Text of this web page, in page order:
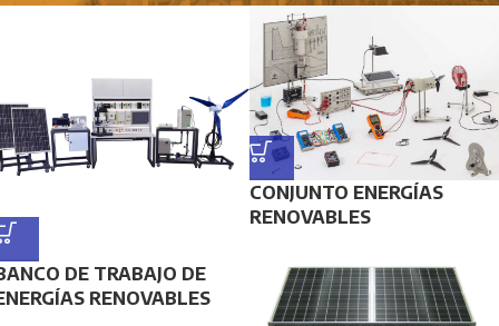
DE TRABAJO DE
RENOVABLES
CONJUNTO ENERGÍAS
RENOVABLES